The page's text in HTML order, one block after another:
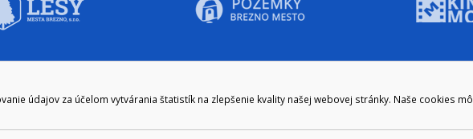
údajov za účelom vytvárania štatistík na zlepšenie kvality našej webovej stránky. Naše cookies
KONTAKT